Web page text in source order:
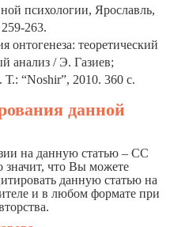
психологии, Ярославль,
263.
онтогенеза: теоретический
анализ / Э. Газиев;
“Noshir”, 2010. 360 с.
данной
на данную статью – CC
значит, что Вы можете
данную статью на
и в любом формате при